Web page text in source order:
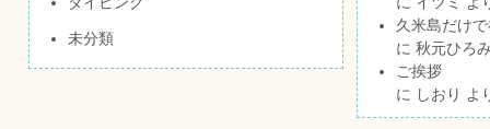
未分類
久米島だけ
に 秋元ひろ
ご挨拶
に しおり よ